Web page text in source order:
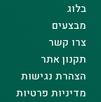
בלוג
מבצעים
צרו קשר
תקנון אתר
הצהרת נגישות
מדיניות פרטיות